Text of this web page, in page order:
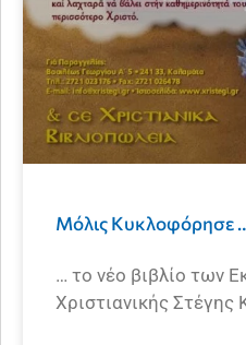
Μόλις Κυκλοφόρησε
… το νέο βιβλίο των
Χριστιανικής